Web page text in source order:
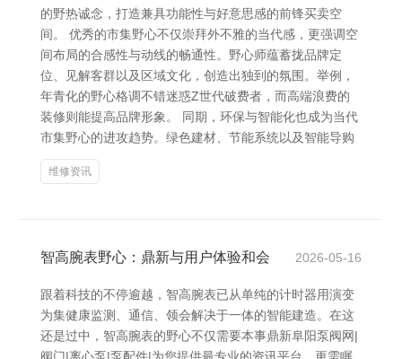
的野热诚念，打造兼具功能性与好意思感的前锋买卖空
间。 优秀的市集野心不仅崇拜外不雅的当代感，更强调空
间布局的合感性与动线的畅通性。野心师蕴蓄拢品牌定
位、见解客群以及区域文化，创造出独到的氛围。举例，
年青化的野心格调不错迷惑Z世代破费者，而高端浪费的
装修则能提高品牌形象。 同期，环保与智能化也成为当代
市集野心的进攻趋势。绿色建材、节能系统以及智能导购
维修资讯
智高腕表野心：鼎新与用户体验和会 2026-05-16
跟着科技的不停逾越，智高腕表已从单纯的计时器用演变
为集健康监测、通信、领会解决于一体的智能建造。在这
还是过中，智高腕表的野心不仅需要本事鼎新阜阳泵阀网|